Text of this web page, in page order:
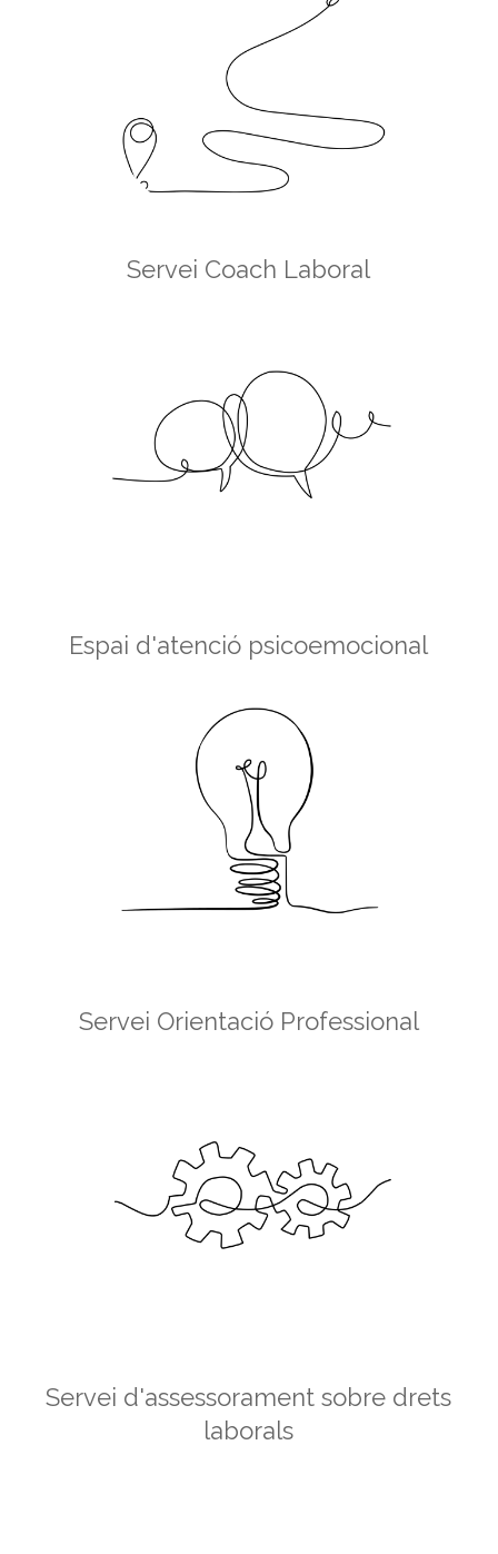
Servei Coach Laboral
Espai d'atenció psicoemocional
Servei Orientació Professional
Servei d'assessorament sobre drets
laborals